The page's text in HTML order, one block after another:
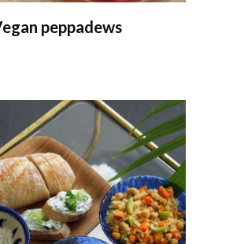
peppadews